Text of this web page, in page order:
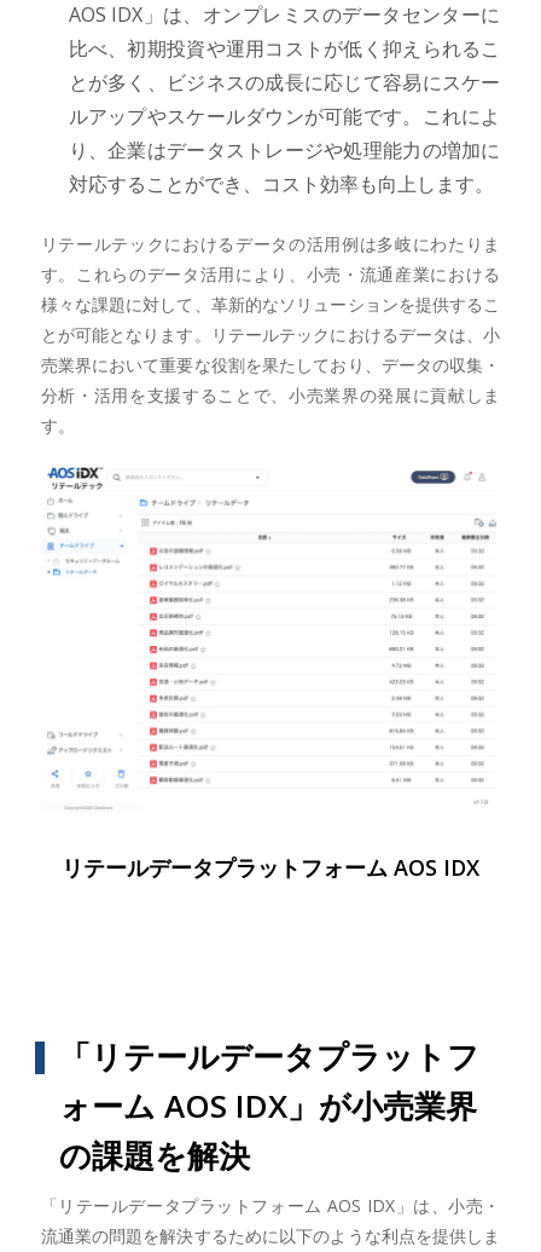
AOS IDX」は、オンプレミスのデータセンターに
比べ、初期投資や運用コストが低く抑えられるこ
とが多く、ビジネスの成長に応じて容易にスケー
ルアップやスケールダウンが可能です。これによ
り、企業はデータストレージや処理能力の増加に
対応することができ、コスト効率も向上します。
リテールテックにおけるデータの活用例は多岐にわたりま
す。これらのデータ活用により、小売・流通産業における
様々な課題に対して、革新的なソリューションを提供するこ
とが可能となります。リテールテックにおけるデータは、小
売業界において重要な役割を果たしており、データの収集・
分析・活用を支援することで、小売業界の発展に貢献しま
す。
リテールデータプラットフォーム AOS IDX
「リテールデータプラットフ
ォーム AOS IDX」が小売業界
の課題を解決
「リテールデータプラットフォーム AOS IDX」は、小売・
流通業の問題を解決するために以下のような利点を提供しま